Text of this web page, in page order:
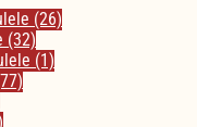
(26)
(32)
(1)